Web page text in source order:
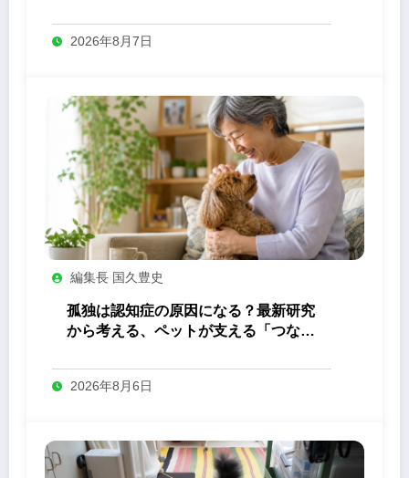
2026年8月7日
編集長 国久豊史
孤独は認知症の原因になる？最新研究
から考える、ペットが支える「つなが
2026年8月6日